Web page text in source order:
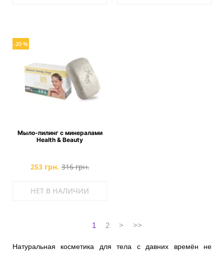
-20 %
Мыло-пилинг с минералами
Health & Beauty
253 грн. 316 грн.
НЕТ В НАЛИЧИИ
1 2 > >>
Натуральная косметика для тела с давних времён не